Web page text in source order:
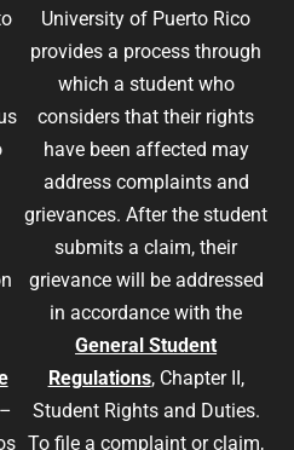
University of Puerto Rico
provides a process through
which a student who
considers that their rights
have been affected may
address complaints and
grievances. After the student
submits a claim, their
grievance will be addressed
in accordance with the
General Student
Regulations, Chapter II,
Student Rights and Duties.
To file a complaint or claim,